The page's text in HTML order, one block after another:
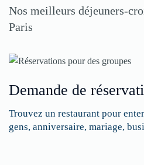
Nos meilleurs déjeuners-
Paris
Demande de
Trouvez un restaurant pour
gens, anniversaire, mariage,